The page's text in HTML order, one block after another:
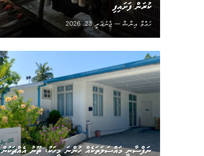
ކުރަން ފަށައިފި
ހައްވާ އިނާޝާ
ޖެނުއަރީ 23, 2026
ނަފްސާނީ މައްސަލަތަކެއް ހުންނަ މީހަކު، ތޫނު އެއްޗަކުން